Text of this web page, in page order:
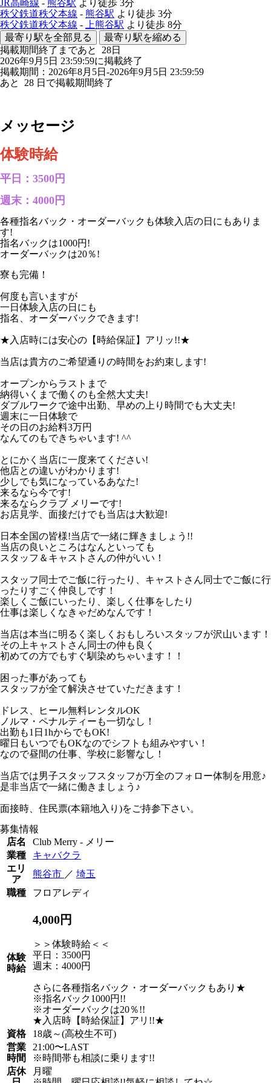
JR高崎線 - 熊谷駅 より徒歩 3分
秩父鉄道秩父本線 - 熊谷駅 より徒歩 3分
秩父鉄道秩父本線 - 上熊谷駅 より徒歩 8分
最寄り駅を全部見る
最寄り駅を縮める
掲載期間終了まであと 28日
2026年9月5日 23:59:59に掲載終了
掲載期間：2026年8月5日-2026年9月5日 23:59:59
あと 28 日で掲載期間終了
メッセージ
体験時給
平日：3500円
週末：4000円
各種指名バック・オーダーバックも体験入店の日にもありま
す!
指名バックは1000円!
オーダーバックは20％!
寮も完備！
何度も言いますが
一日体験入店の日にも
指名、オーダーバックできます!
★入店時には安心の【時給保証】アリッ!!★
当店は貴方のご希望通りの時間をお約束します!
オープンからラストまで
納得いくまで働くのも全然大丈夫!
ダブルワークで途中出勤、早めの上り時間でも大丈夫!
週末に一日体験で
その日のお給料3万円
なんてのもできちゃいます! ^^
とにかく当店に一度来てください!
他店との違いがわかります!
少しでも気になっているあなた!
来るなら今です!
来るならクラブ メリーです!
お店見学、面接だけでも当店は大歓迎!
日本全国の皆様!当店で一緒に輝きましょう!!
当店の良いところはなんといっても
スタッフ＆キャストさんの仲がいい！
スタッフ同士でご飯に行ったり、キャストさん同士でご飯に行
ったりすごく仲良しです！
楽しくご飯にいったり、楽しく仕事をしたり
仕事は楽しくなきゃだめなんです！
当店は本当に明るく楽しくおもしろいスタッフが沢山います！
その上キャストさん同士の仲も良く
初めての方でもすぐ馴染めちゃいます！！
困った事があっても
スタッフが全て解決させていただきます！
ドレス、ヒール無料レンタルOK
ノルマ・ペナルティーも一切なし！
出勤も1日1hからでもOK!
曜日もいつでもOKなのでシフトも組みやすい！
なので昼間の仕事、学校に影響なし！
当店では男子スタッフスタッフが万全のフォロー体制を用意♪
是非当店で一緒に働きましょう♪
面接時、住民票(本籍地入り)をご持参下さい。
募集情報
店名
Club Merry - メリー
業種
キャバクラ
エリ
ア
熊谷市 ／ 埼玉
職種
フロアレディ
体験
時給
4,000円
＞＞体験時給＜＜
平日：3500円
週末：4000円
さらに各種指名バック・オーダーバックもあり★
※指名バック1000円!!
※オーダーバックは20％!!
★入店時【時給保証】アリ!!★
資格
18歳～(高校生不可)
営業
時間
21:00〜LAST
※時間帯も相談に乗ります!!
店休
月曜